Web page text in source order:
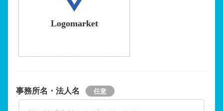
Logomarket
事務所名・法人名